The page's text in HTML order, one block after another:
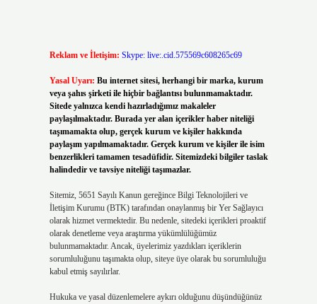
Reklam ve İletişim: Skype: live:.cid.575569c608265c69
Yasal Uyarı: Bu internet sitesi, herhangi bir marka, kurum
veya şahıs şirketi ile hiçbir bağlantısı bulunmamaktadır.
Sitede yalnızca kendi hazırladığımız makaleler
paylaşılmaktadır. Burada yer alan içerikler haber niteliği
taşımamakta olup, gerçek kurum ve kişiler hakkında
paylaşım yapılmamaktadır. Gerçek kurum ve kişiler ile isim
benzerlikleri tamamen tesadüfidir. Sitemizdeki bilgiler taslak
halindedir ve tavsiye niteliği taşımazlar.
Sitemiz, 5651 Sayılı Kanun gereğince Bilgi Teknolojileri ve
İletişim Kurumu (BTK) tarafından onaylanmış bir Yer Sağlayıcı
olarak hizmet vermektedir. Bu nedenle, sitedeki içerikleri proaktif
olarak denetleme veya araştırma yükümlülüğümüz
bulunmamaktadır. Ancak, üyelerimiz yazdıkları içeriklerin
sorumluluğunu taşımakta olup, siteye üye olarak bu sorumluluğu
kabul etmiş sayılırlar.
Hukuka ve yasal düzenlemelere aykırı olduğunu düşündüğünüz